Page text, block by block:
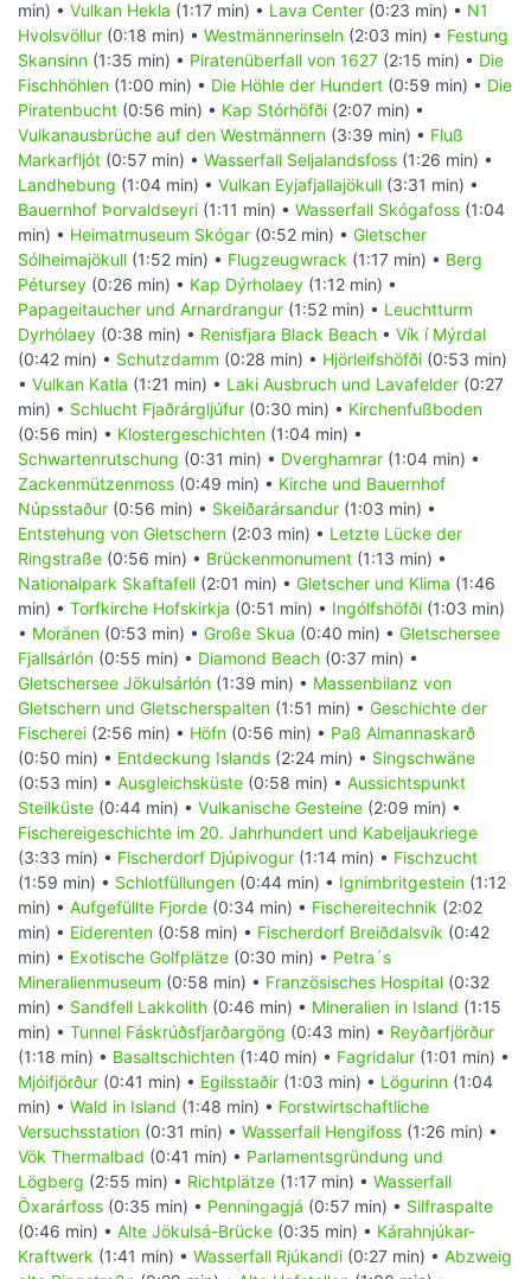
min) • Vulkan Hekla (1:17 min) • Lava Center (0:23 min) • N1
Hvolsvöllur (0:18 min) • Westmännerinseln (2:03 min) • Festung
Skansinn (1:35 min) • Piratenüberfall von 1627 (2:15 min) • Die
Fischhöhlen (1:00 min) • Die Höhle der Hundert (0:59 min) • Die
Piratenbucht (0:56 min) • Kap Stórhöfði (2:07 min) •
Vulkanausbrüche auf den Westmännern (3:39 min) • Fluß
Markarfljót (0:57 min) • Wasserfall Seljalandsfoss (1:26 min) •
Landhebung (1:04 min) • Vulkan Eyjafjallajökull (3:31 min) •
Bauernhof Þorvaldseyri (1:11 min) • Wasserfall Skógafoss (1:04
min) • Heimatmuseum Skógar (0:52 min) • Gletscher
Sólheimajökull (1:52 min) • Flugzeugwrack (1:17 min) • Berg
Pétursey (0:26 min) • Kap Dýrholaey (1:12 min) •
Papageitaucher und Arnardrangur (1:52 min) • Leuchtturm
Dyrhólaey (0:38 min) • Renisfjara Black Beach • Vík í Mýrdal
(0:42 min) • Schutzdamm (0:28 min) • Hjörleifshöfði (0:53 min)
• Vulkan Katla (1:21 min) • Laki Ausbruch und Lavafelder (0:27
min) • Schlucht Fjaðrárgljúfur (0:30 min) • Kirchenfußboden
(0:56 min) • Klostergeschichten (1:04 min) •
Schwartenrutschung (0:31 min) • Dverghamrar (1:04 min) •
Zackenmützenmoss (0:49 min) • Kirche und Bauernhof
Núpsstaður (0:56 min) • Skeiðarársandur (1:03 min) •
Entstehung von Gletschern (2:03 min) • Letzte Lücke der
Ringstraße (0:56 min) • Brückenmonument (1:13 min) •
Nationalpark Skaftafell (2:01 min) • Gletscher und Klima (1:46
min) • Torfkirche Hofskirkja (0:51 min) • Ingólfshöfði (1:03 min)
• Moränen (0:53 min) • Große Skua (0:40 min) • Gletschersee
Fjallsárlón (0:55 min) • Diamond Beach (0:37 min) •
Gletschersee Jökulsárlón (1:39 min) • Massenbilanz von
Gletschern und Gletscherspalten (1:51 min) • Geschichte der
Fischerei (2:56 min) • Höfn (0:56 min) • Paß Almannaskarð
(0:50 min) • Entdeckung Islands (2:24 min) • Singschwäne
(0:53 min) • Ausgleichsküste (0:58 min) • Aussichtspunkt
Steilküste (0:44 min) • Vulkanische Gesteine (2:09 min) •
Fischereigeschichte im 20. Jahrhundert und Kabeljaukriege
(3:33 min) • Fischerdorf Djúpivogur (1:14 min) • Fischzucht
(1:59 min) • Schlotfüllungen (0:44 min) • Ignimbritgestein (1:12
min) • Aufgefüllte Fjorde (0:34 min) • Fischereitechnik (2:02
min) • Eiderenten (0:58 min) • Fischerdorf Breiðdalsvík (0:42
min) • Exotische Golfplätze (0:30 min) • Petra´s
Mineralienmuseum (0:58 min) • Französisches Hospital (0:32
min) • Sandfell Lakkolith (0:46 min) • Mineralien in Island (1:15
min) • Tunnel Fáskrúðsfjarðargöng (0:43 min) • Reyðarfjörður
(1:18 min) • Basaltschichten (1:40 min) • Fagridalur (1:01 min) •
Mjóifjörður (0:41 min) • Egilsstaðir (1:03 min) • Lögurinn (1:04
min) • Wald in Island (1:48 min) • Forstwirtschaftliche
Versuchsstation (0:31 min) • Wasserfall Hengifoss (1:26 min) •
Vök Thermalbad (0:41 min) • Parlamentsgründung und
Lögberg (2:55 min) • Richtplätze (1:17 min) • Wasserfall
Öxarárfoss (0:35 min) • Penningagjá (0:57 min) • Silfraspalte
(0:46 min) • Alte Jökulsá-Brücke (0:35 min) • Kárahnjúkar-
Kraftwerk (1:41 min) • Wasserfall Rjúkandi (0:27 min) • Abzweig